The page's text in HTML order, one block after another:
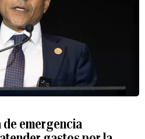
emergencia